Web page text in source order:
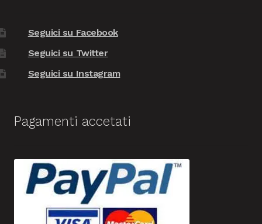
Seguici su Facebook
Seguici su Twitter
Seguici su Instagram
Pagamenti accetati